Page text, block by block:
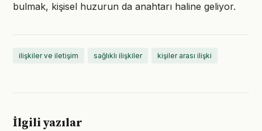
bulmak, kişisel huzurun da anahtarı haline geliyor.
ilişkiler ve iletişim sağlıklı ilişkiler kişiler arası ilişki
İlgili yazılar